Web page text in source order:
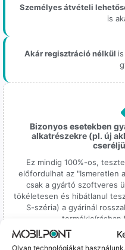
Olyan technológiákat
Személyes átvételi
is
Akár regisztráció nélkül
Bizonyos esetekben
alkatrészekre (pl. új
Ez mindig 100%-os,
előfordulhat az "Ismeretlen
csak a gyártó szoftveres
tökéletesen és hibátlanul
S-széria) a gyárinál
termékleírásban